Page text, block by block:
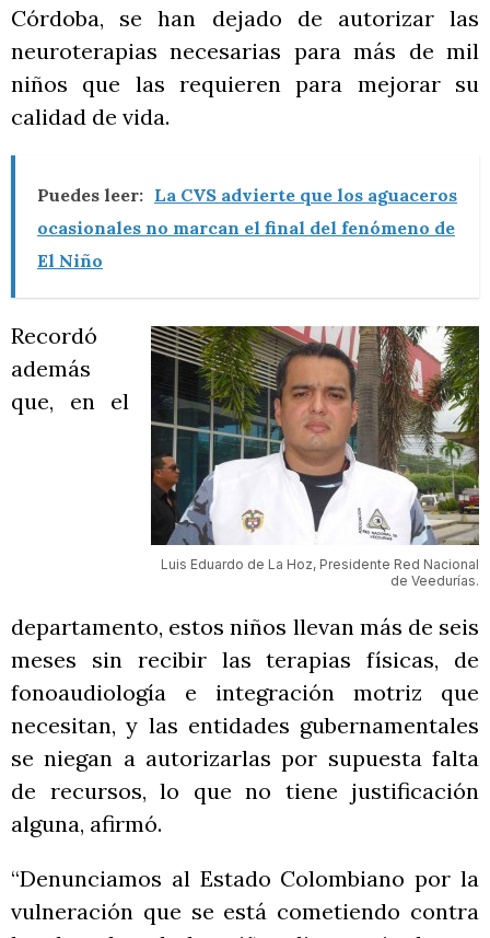
Córdoba, se han dejado de autorizar las
neuroterapias necesarias para más de mil
niños que las requieren para mejorar su
calidad de vida.
Puedes leer: La CVS advierte que los aguaceros
ocasionales no marcan el final del fenómeno de
El Niño
Luis Eduardo de La Hoz, Presidente Red Nacional
de Veedurías.
Recordó
además
que, en el
departamento, estos niños llevan más de seis
meses sin recibir las terapias físicas, de
fonoaudiología e integración motriz que
necesitan, y las entidades gubernamentales
se niegan a autorizarlas por supuesta falta
de recursos, lo que no tiene justificación
alguna, afirmó.
“Denunciamos al Estado Colombiano por la
vulneración que se está cometiendo contra